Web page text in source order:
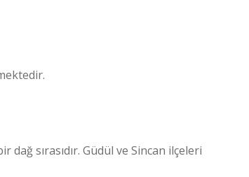
dağ sırasıdır. Güdül ve Sincan ilçeleri